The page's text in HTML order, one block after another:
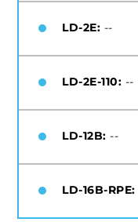
LD-2E: --
LD-2E-110: --
LD-12B: --
LD-16B-RPE: